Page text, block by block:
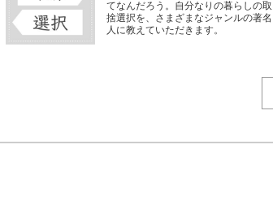
てなんだろう。自分なりの暮らしの取
捨選択を、さまざまなジャンルの著名
人に教えていただきます。